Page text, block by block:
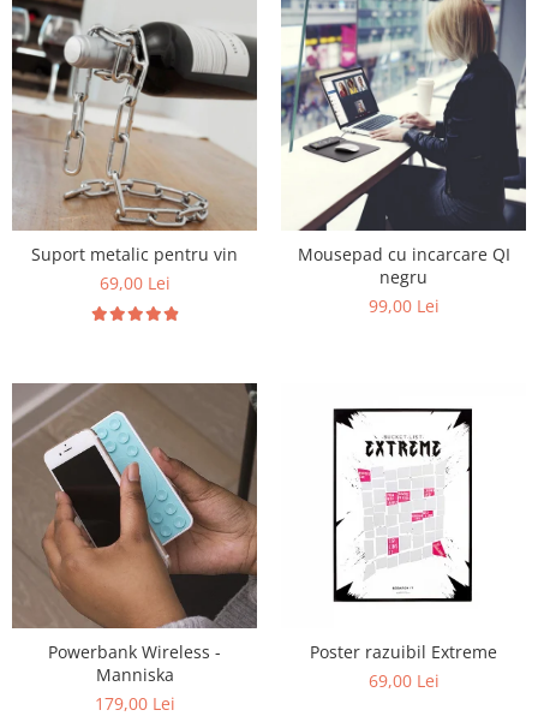
Suport metalic pentru vin
69,00 Lei
Mousepad cu incarcare QI
negru
99,00 Lei
Powerbank Wireless -
Manniska
179,00 Lei
Poster razuibil Extreme
69,00 Lei